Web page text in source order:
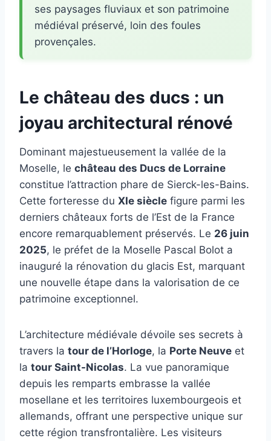
ses paysages fluviaux et son patrimoine
médiéval préservé, loin des foules
provençales.
Le château des ducs : un
joyau architectural rénové
Dominant majestueusement la vallée de la
Moselle, le château des Ducs de Lorraine
constitue l’attraction phare de Sierck-les-Bains.
Cette forteresse du XIe siècle figure parmi les
derniers châteaux forts de l’Est de la France
encore remarquablement préservés. Le 26 juin
2025, le préfet de la Moselle Pascal Bolot a
inauguré la rénovation du glacis Est, marquant
une nouvelle étape dans la valorisation de ce
patrimoine exceptionnel.
L’architecture médiévale dévoile ses secrets à
travers la tour de l’Horloge, la Porte Neuve et
la tour Saint-Nicolas. La vue panoramique
depuis les remparts embrasse la vallée
mosellane et les territoires luxembourgeois et
allemands, offrant une perspective unique sur
cette région transfrontalière. Les visiteurs